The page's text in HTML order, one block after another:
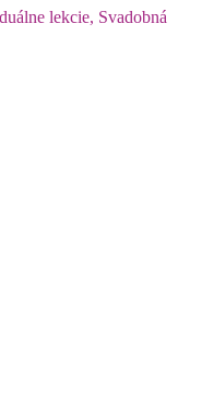
lekcie, Svadobná